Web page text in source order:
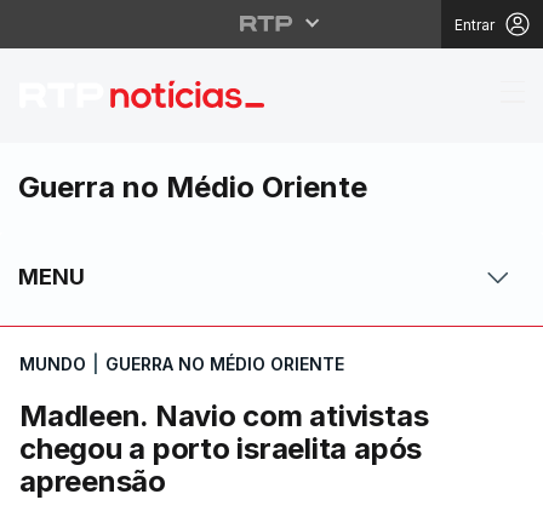
Entrar
Madleen. Navio com
Guerra no Médio Oriente
MENU
MUNDO GUERRA NO MÉDIO ORIENTE
Madleen. Navio com ativistas
chegou a porto israelita após
apreensão